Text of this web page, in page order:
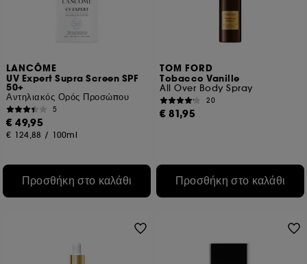
LANCÔME
UV Expert Supra Screen SPF
50+
Αντηλιακός Ορός Προσώπου
5
€ 49,95
€ 124,88 / 100ml
Προσθήκη στο καλάθι
TOM FORD
Tobacco Vanille
All Over Body Spray
20
€ 81,95
Προσθήκη στο καλάθι